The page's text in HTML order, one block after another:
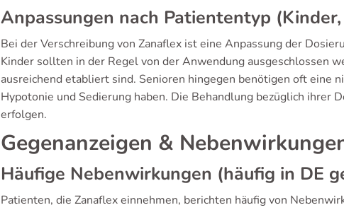
Anpassungen nach Patiententyp
Bei der Verschreibung von Zanaflex ist eine Anpassung der
Kinder sollten in der Regel von der Anwendung ausgeschlossen
ausreichend etabliert sind. Senioren hingegen benötigen oft eine
Hypotonie und Sedierung haben. Die Behandlung bezüglich ihrer
erfolgen.
Gegenanzeigen &
Häufige Nebenwirkungen (häufig in DE
Patienten, die Zanaflex einnehmen, berichten häufig von